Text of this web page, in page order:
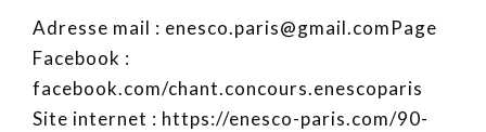
Adresse mail : enesco.paris@gmail.comPage
Facebook :
facebook.com/chant.concours.enescoparis
Site internet : https://enesco-paris.com/90-